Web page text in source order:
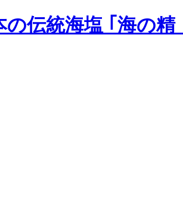
伝統海塩 ｢海の精